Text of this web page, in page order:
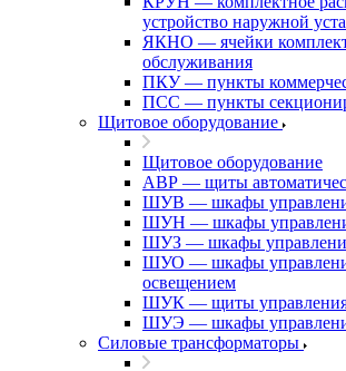
устройство наружной
ЯКНО — ячейки
обслуживания
ПКУ — пункты
ПСС — пункты
Щитовое оборудование
Щитовое оборудование
АВР — щиты
ШУВ — шкафы
ШУН — шкафы
ШУЗ — шкафы
ШУО — шкафы
освещением
ШУК — щиты управления
ШУЭ — шкафы
Силовые трансформаторы